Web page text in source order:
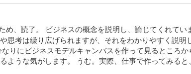
め、読了。 ビジネスの概念を説明し、論じてくれてい
思考は繰り広げられますが、それをわかりやすく説明
りにビジネスモデルキャンバスを作って見るところか
ような気がします。 うむ。実際、仕事で作ってみると